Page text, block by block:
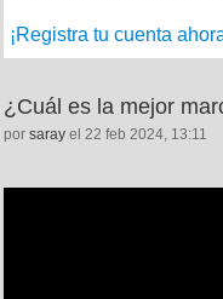
¡Registra tu cuenta
¿Cuál es la mejor
por saray el 22 feb 2024, 13:11